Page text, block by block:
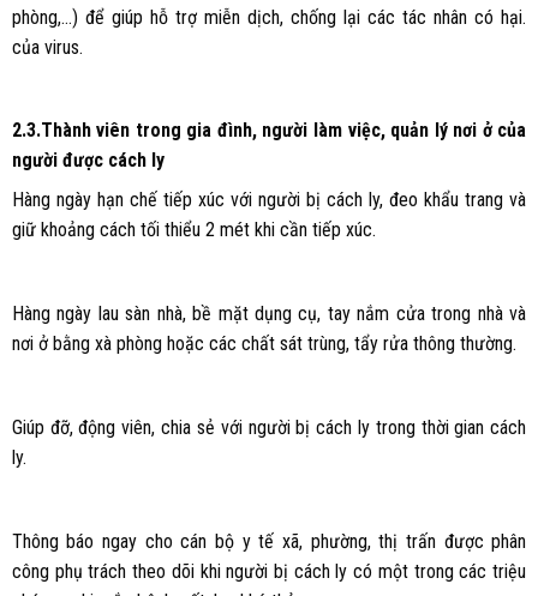
phòng,…) để giúp hỗ trợ miễn dịch, chống lại các tác nhân có hại.
của virus.
2.3.Thành viên trong gia đình, người làm việc, quản lý nơi ở của
người được cách ly
Hàng ngày hạn chế tiếp xúc với người bị cách ly, đeo khẩu trang và
giữ khoảng cách tối thiểu 2 mét khi cần tiếp xúc.
Hàng ngày lau sàn nhà, bề mặt dụng cụ, tay nắm cửa trong nhà và
nơi ở bằng xà phòng hoặc các chất sát trùng, tẩy rửa thông thường.
Giúp đỡ, động viên, chia sẻ với người bị cách ly trong thời gian cách
ly.
Thông báo ngay cho cán bộ y tế xã, phường, thị trấn được phân
công phụ trách theo dõi khi người bị cách ly có một trong các triệu